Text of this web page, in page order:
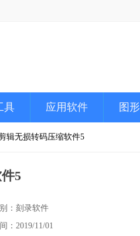
具 应用软件 图
辑无损转码压缩软件5
5
：刻录软件
：2019/11/01